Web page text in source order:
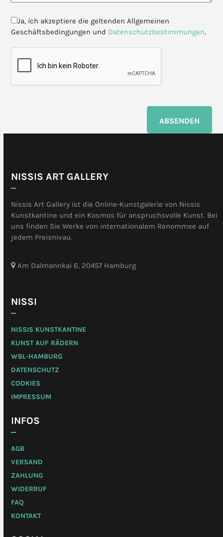
Ja, ich akzeptiere die geltenden Allgemeinen
Geschäftsbedingungen und Datenschutzbestimmungen.
ABSENDEN
NISSIS ART GALLERY
Nissis Art Gallery ist die Online-Kunstgalerie von Nissis
Kunstkantine und ein Kosmos für anspruchsvolle Kunst. Bei
uns finden Sie Werke von internationalem Renommee auf
jedem Preisnivau.
Am Dalmannkai 6, 20457 Hamburg
NISSI
NISSIS KUNSTKANTINE
KUNST AUF RÄDERN
WBL-HAMBURG
DATENSCHUTZ
COOKIES
IMPRESSUM
INFOS
AGB
VERSAND
ZAHLUNG
WIDERRUF
FAQ
KONTAKT